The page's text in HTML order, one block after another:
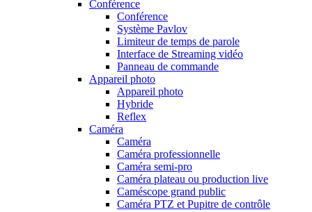
Conférence
Conférence
Système Pavlov
Limiteur de temps de parole
Interface de Streaming vidéo
Panneau de commande
Appareil photo
Appareil photo
Hybride
Reflex
Caméra
Caméra
Caméra professionnelle
Caméra semi-pro
Caméra plateau ou production live
Caméscope grand public
Caméra PTZ et Pupitre de contrôle